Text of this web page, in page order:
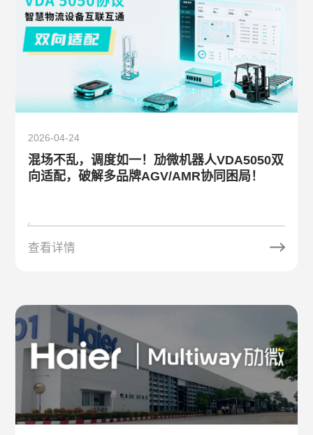
2026-04-24
混场不乱，调度如一！劢微机器人VDA5050双
向适配，破解多品牌AGV/AMR协同困局！
查看详情